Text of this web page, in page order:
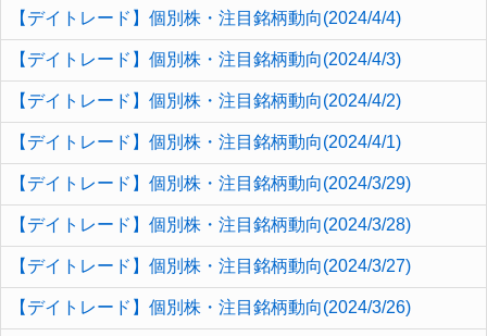
【デイトレード】個別株・注目銘柄動向(2024/4/4)
【デイトレード】個別株・注目銘柄動向(2024/4/3)
【デイトレード】個別株・注目銘柄動向(2024/4/2)
【デイトレード】個別株・注目銘柄動向(2024/4/1)
【デイトレード】個別株・注目銘柄動向(2024/3/29)
【デイトレード】個別株・注目銘柄動向(2024/3/28)
【デイトレード】個別株・注目銘柄動向(2024/3/27)
【デイトレード】個別株・注目銘柄動向(2024/3/26)